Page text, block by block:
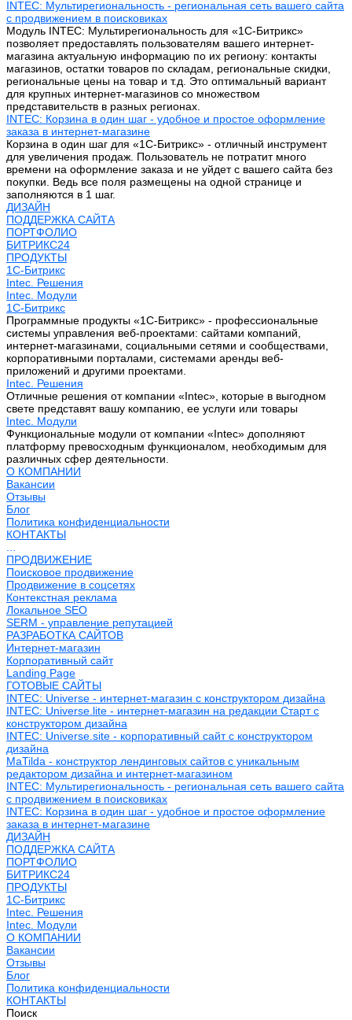
INTEC: Мультирегиональность - региональная сеть вашего сайта
с продвижением в поисковиках
Модуль INTEC: Мультирегиональность для «1С-Битрикс»
позволяет предоставлять пользователям вашего интернет-
магазина актуальную информацию по их региону: контакты
магазинов, остатки товаров по складам, региональные скидки,
региональные цены на товар и т.д. Это оптимальный вариант
для крупных интернет-магазинов со множеством
представительств в разных регионах.
INTEC: Корзина в один шаг - удобное и простое оформление
заказа в интернет-магазине
Корзина в один шаг для «1С-Битрикс» - отличный инструмент
для увеличения продаж. Пользователь не потратит много
времени на оформление заказа и не уйдет с вашего сайта без
покупки. Ведь все поля размещены на одной странице и
заполняются в 1 шаг.
ДИЗАЙН
ПОДДЕРЖКА САЙТА
ПОРТФОЛИО
БИТРИКС24
ПРОДУКТЫ
1С-Битрикс
Intec. Решения
Intec. Модули
1С-Битрикс
Программные продукты «1С-Битрикс» - профессиональные
системы управления веб-проектами: сайтами компаний,
интернет-магазинами, социальными сетями и сообществами,
корпоративными порталами, системами аренды веб-
приложений и другими проектами.
Intec. Решения
Отличные решения от компании «Intec», которые в выгодном
свете представят вашу компанию, ее услуги или товары
Intec. Модули
Функциональные модули от компании «Intec» дополняют
платформу превосходным функционалом, необходимым для
различных сфер деятельности.
О КОМПАНИИ
Вакансии
Отзывы
Блог
Политика конфиденциальности
КОНТАКТЫ
ПРОДВИЖЕНИЕ
Поисковое продвижение
Продвижение в соцсетях
Контекстная реклама
Локальное SEO
SERM - управление репутацией
РАЗРАБОТКА САЙТОВ
Интернет-магазин
Корпоративный сайт
Landing Page
ГОТОВЫЕ САЙТЫ
INTEC: Universe - интернет-магазин с конструктором дизайна
INTEC: Universe.lite - интернет-магазин на редакции Старт с
конструктором дизайна
INTEC: Universe.site - корпоративный сайт с конструктором
дизайна
MaTilda - конструктор лендинговых сайтов с уникальным
редактором дизайна и интернет-магазином
INTEC: Мультирегиональность - региональная сеть вашего сайта
с продвижением в поисковиках
INTEC: Корзина в один шаг - удобное и простое оформление
заказа в интернет-магазине
ДИЗАЙН
ПОДДЕРЖКА САЙТА
ПОРТФОЛИО
БИТРИКС24
ПРОДУКТЫ
1С-Битрикс
Intec. Решения
Intec. Модули
О КОМПАНИИ
Вакансии
Отзывы
Блог
Политика конфиденциальности
КОНТАКТЫ
Поиск